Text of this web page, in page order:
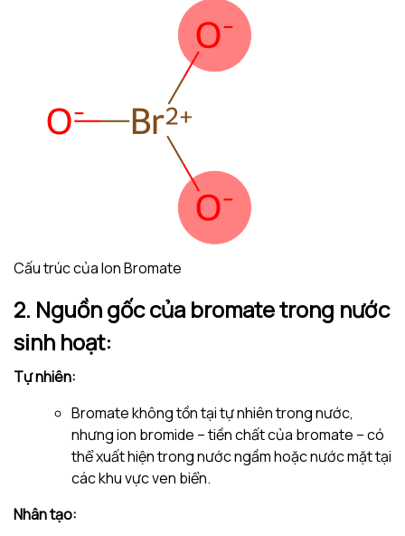
Cấu trúc của Ion Bromate
2. Nguồn gốc của bromate trong nước
sinh hoạt:
Tự nhiên:
Bromate không tồn tại tự nhiên trong nước,
nhưng ion bromide – tiền chất của bromate – có
thể xuất hiện trong nước ngầm hoặc nước mặt tại
các khu vực ven biển.
Nhân tạo: